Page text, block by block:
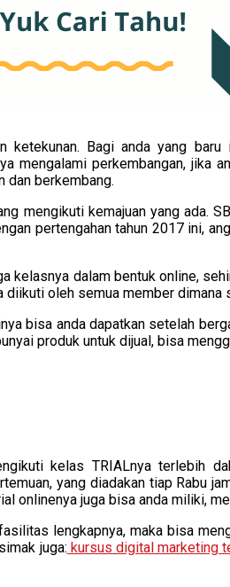
Bagi anda yang
perkembangan, jika
dan berkembang.
mengikuti kemajuan yang ada.
pertengahan tahun 2017 ini,
kelasnya dalam bentuk online,
oleh semua member dimana
bisa anda dapatkan setelah
produk untuk dijual, bisa
kelas TRIALnya terlebih
yang diadakan tiap Rabu
onlinenya juga bisa anda miliki,
lengkapnya, maka bisa
juga: kursus digital marketing